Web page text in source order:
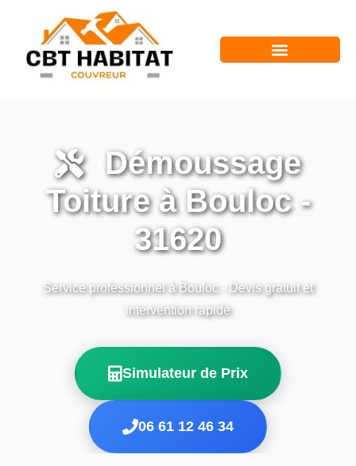
Démoussage
Toiture à Bouloc -
31620
Service professionnel à Bouloc - Devis gratuit et
intervention rapide
Simulateur de Prix
06 61 12 46 34